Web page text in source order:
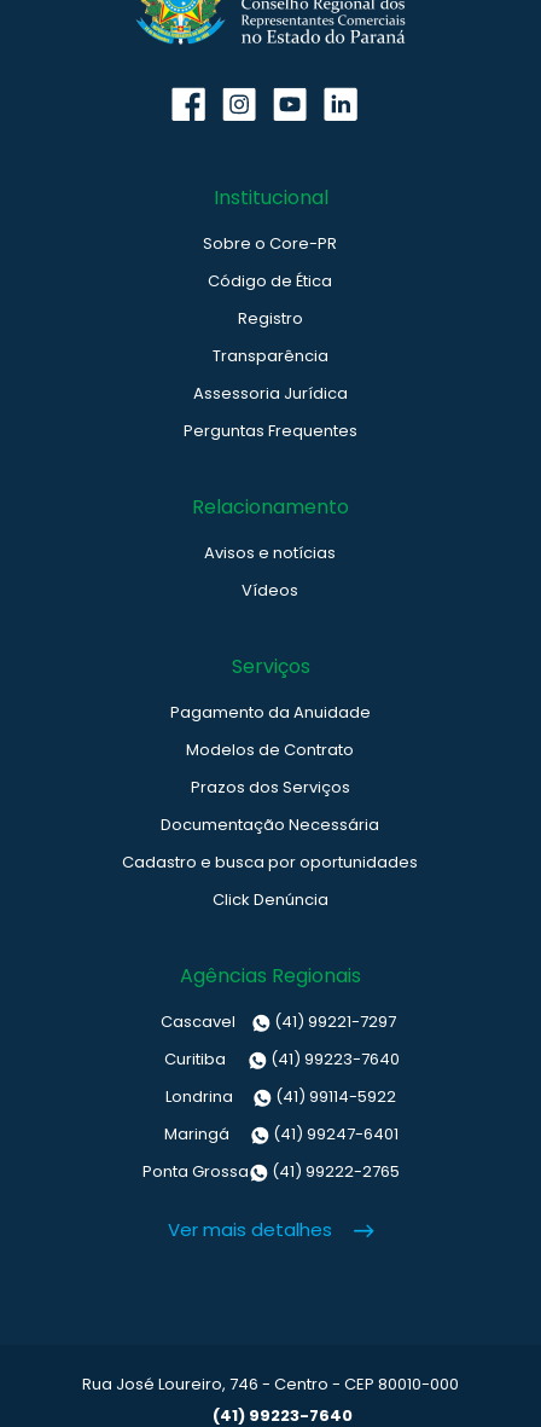
Institucional
Sobre o Core-PR
Código de Ética
Registro
Transparência
Assessoria Jurídica
Perguntas Frequentes
Relacionamento
Avisos e notícias
Vídeos
Serviços
Pagamento da Anuidade
Modelos de Contrato
Prazos dos Serviços
Documentação Necessária
Cadastro e busca por oportunidades
Click Denúncia
Agências Regionais
Cascavel
(41) 99221-7297
Curitiba
(41) 99223-7640
Londrina
(41) 99114-5922
Maringá
(41) 99247-6401
Ponta Grossa
(41) 99222-2765
Ver mais detalhes
Rua José Loureiro, 746 - Centro - CEP 80010-000
(41) 99223-7640